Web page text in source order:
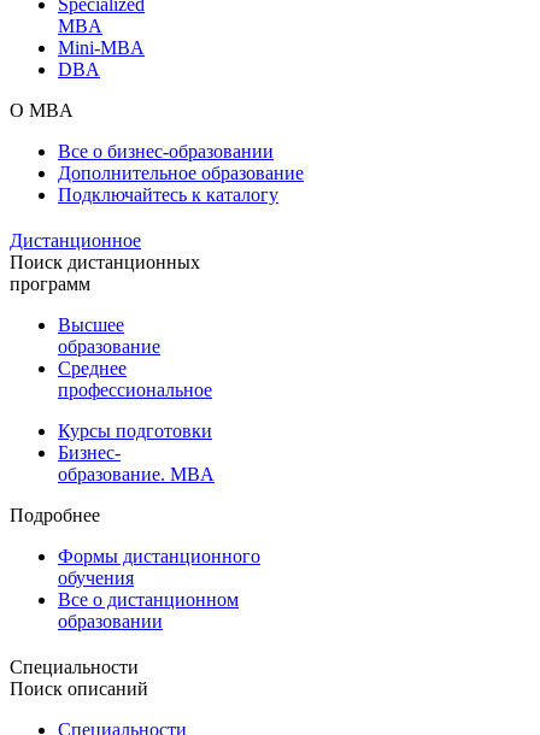
MBA
Mini-MBA
DBA
О MBA
Все о бизнес-образовании
Дополнительное образование
Подключайтесь к каталогу
Дистанционное
Поиск дистанционных
программ
Высшее
образование
Среднее
профессиональное
Курсы подготовки
Бизнес-
образование. MBA
Подробнее
Формы дистанционного
обучения
Все о дистанционном
образовании
Специальности
Поиск описаний
Специальности